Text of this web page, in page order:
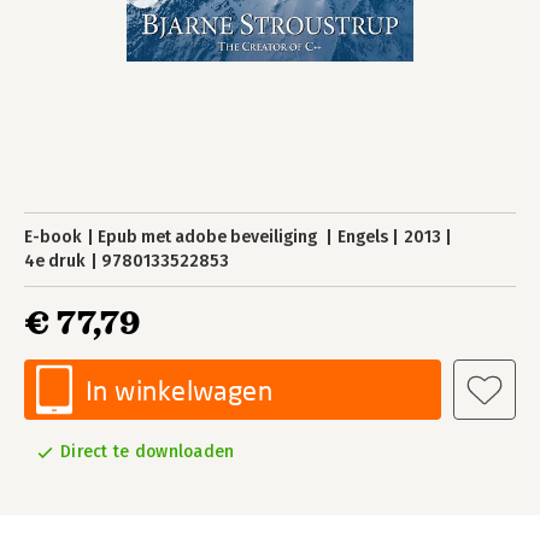
E-book Epub met adobe beveiliging Engels
2013
4e druk
9780133522853
€ 77,79
In winkelwagen
Direct te downloaden